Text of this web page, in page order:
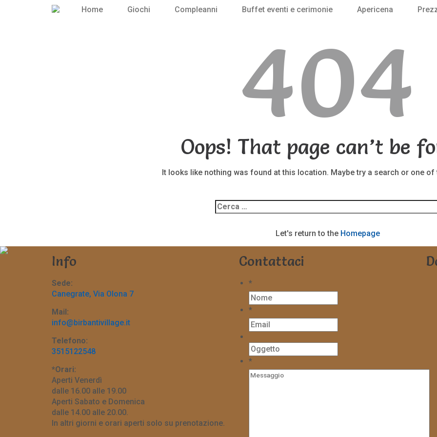
Home Giochi Compleanni Buffet eventi e cerimonie Apericena
404
Oops! That page can’t be
It looks like nothing was found at this location. Maybe try a search or one of
per:
Let's return to the Homepage
Info
Sede:
Canegrate, Via Olona 7
Mail:
info@birbantivillage.it
Telefono:
3515122548
*Orari:
Aperti Venerdì
dalle 16.00 alle 19.00
Aperti Sabato e Domenica
dalle 14.00 alle 20.00.
In altri giorni e orari aperti solo su prenotazione.
Contattaci
*
*
*